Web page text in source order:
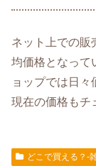
ネット上での販
均価格となって
ョップでは日
現在の価格もチ
どこで買える？-